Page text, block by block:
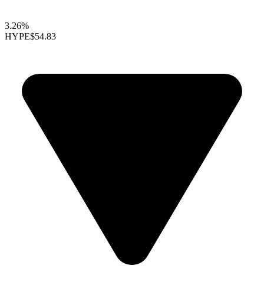
3.26%
HYPE$54.83